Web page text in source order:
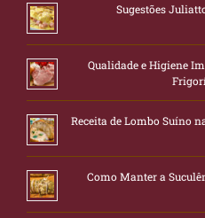
Sugestões
Qualidade e Higiene
Receita de Lombo Suíno
Como Manter a